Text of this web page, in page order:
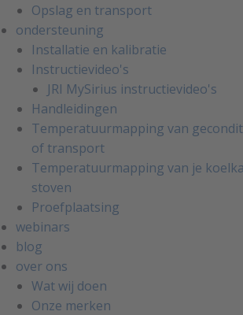
Opslag en transport
ondersteuning
Installatie en kalibratie
Instructievideo's
JRI MySirius instructievideo's
Handleidingen
Temperatuurmapping van
of transport
Temperatuurmapping van je
stoven
Proefplaatsing
webinars
blog
over ons
Wat wij doen
Onze merken